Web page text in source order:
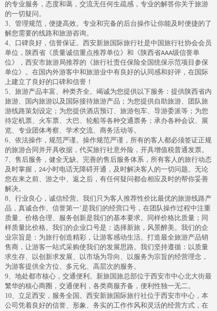
的专业服务，态度和蔼，交流无任何生疏感，专业的解答你关于旅游
的一切疑问。
3、管理规范，便捷高效。专业和完备的后台操作让你能及时便捷的了
解您需要的线路和旅游咨询。
4、口碑良好，信誉保证。西安新旅国际旅行社是中国旅行社协会会员
单位，陕西省《质量诚信重点推荐单位》和《陕西省AAA级信誉单
位》，西安市旅游局推荐的《旅行社责任保险全国统保示范项目参保
单位》。在国内外游客中和旅游业中有良好的认同感和好评，在国际
上建立了良好的口碑和信誉！
5、旅游产品丰富、种类齐全。竭诚为您提供以下服务：提供陕西省内
旅游、国内旅游以及国际接待旅游产品；为您提供自助旅游、团队旅
游线路策划设定；为您提供酒店预订、旅游包车、导游委派等；为您
待定机票、火车票、大巴、轮船等各种交通票务；承办各种会议、展
览、专业团体考察、学术交流、商务活动等。
6、依法操作，规范严谨。操作规范严谨，所有的客人都必须签证正规
的旅游合同并开具收据，代买旅行社意外险，开具增值税普通发票。
7、售后服务，健全无缺。完善的售后服务体系，所有客人的旅行动态
及时掌握， 24小时电话无障碍开通，及时解决客人的一切问题。无论
您在来之前、游之中、返之后，有任何疑问都会相应及时的帮你妥善
解决。
8、行业良心，诚信经营。我们只为客人推荐性价比最优的旅游线路产
品，真诚合作、信誉第一’是我们的经营口号，在团队操作过程中注重
质量、价格合理、服务创新是我们的基本要求。同样价格比质量；同
样质量比价格。我们的企业口号是：选择新旅，风景醉美。我们的企
业宗旨是：为旅行创造精彩，让游客感动生活。打造最全旅游产品销
售商，让游客一站式采购使我们的发展思路。我们坚持遵循：以质量
求生存、以创新求发展、以市场为导向、以服务为宗旨的经营理念，
为游客提供全方位、多元化、高层次的服务。
9、地处都市核心，交通便利。新旅国旅总部位于西安市中心北大街最
繁华的核心商圈，交通便利，各类商服齐备，便利性独一无二。
10、立足西安，服务全国。西安新旅国际旅行社位于西安市中心，本
公司凭着良好的信誉、形象、务实的工作作风和灵活的经营方式，在